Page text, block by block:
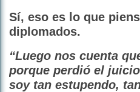
Sí, eso es lo que
diplomados.
“Luego nos cuenta
porque perdió el
soy tan estupendo,